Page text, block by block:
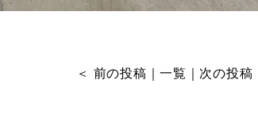
＜ 前の投稿 ｜一覧 次の投稿